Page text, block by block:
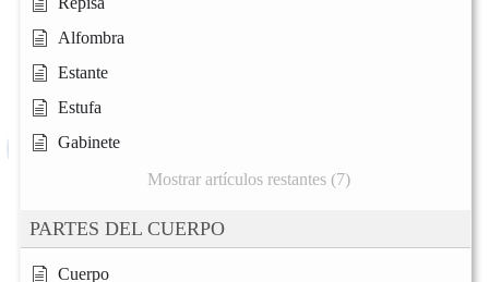
Alfombra
Estante
Estufa
Gabinete
Mostrar artículos restantes (7)
PARTES DEL CUERPO
Cuerpo